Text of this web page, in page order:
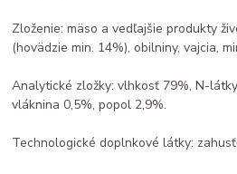
Zloženie: mäso a vedľajšie produkty
(hovädzie min. 14%), obilniny, vajcia,
Analytické zložky: vlhkosť 79%, N-
vláknina 0,5%, popol 2,9%.
Technologické doplnkové látky: